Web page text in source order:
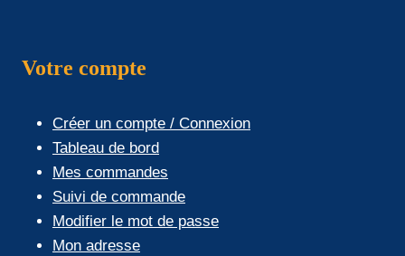
Votre compte
Créer un compte / Connexion
Tableau de bord
Mes commandes
Suivi de commande
Modifier le mot de passe
Mon adresse